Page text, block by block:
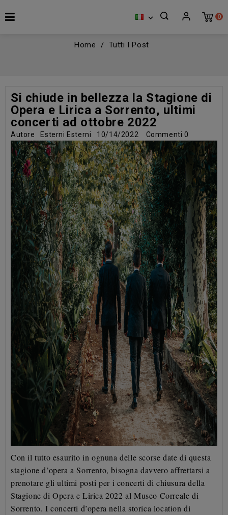
0

Home Tutti I Post
Si chiude in bellezza la Stagione di
Opera e Lirica a Sorrento, ultimi
concerti ad ottobre 2022
Autore Esterni Esterni 10/14/2022 Commenti0
Con il tutto esaurito in ognuna delle scorse date di questa
stagione d’opera a Sorrento, bisogna davveroaffrettarsi a
prenotare gli ultimi posti per i concerti di chiusura della
Stagione di Opera e Lirica 2022 alMuseo Correale di
Sorrento. I concerti d’opera nella storica location di